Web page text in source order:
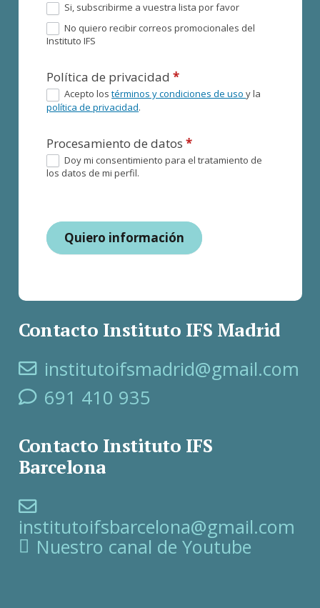
Si, subscribirme a vuestra lista por favor
No quiero recibir correos promocionales del
Instituto IFS
Política de privacidad*
Acepto lostérminos y condiciones de usoy la
política de privacidad.
Procesamiento de datos*
Doy mi consentimiento para el tratamiento de
los datos de mi perfil.
Quiero información
Contacto Instituto IFS Madrid
institutoifsmadrid@gmail.com
691 410 935
Contacto Instituto IFS
Barcelona
institutoifsbarcelona@gmail.com
Nuestro canal de Youtube